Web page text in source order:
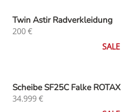
Twin Astir Radverkleidung
200€
SALE
Scheibe SF25C Falke ROTAX
34.999€